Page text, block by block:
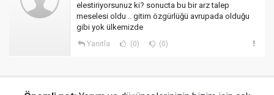
elestiriyorsunuz ki? sonucta bu bir arz talep
meselesi oldu .. gitim özgürlüğü avrupada olduğu
gibi yok ülkemizde
Yanıtla (0) (0)